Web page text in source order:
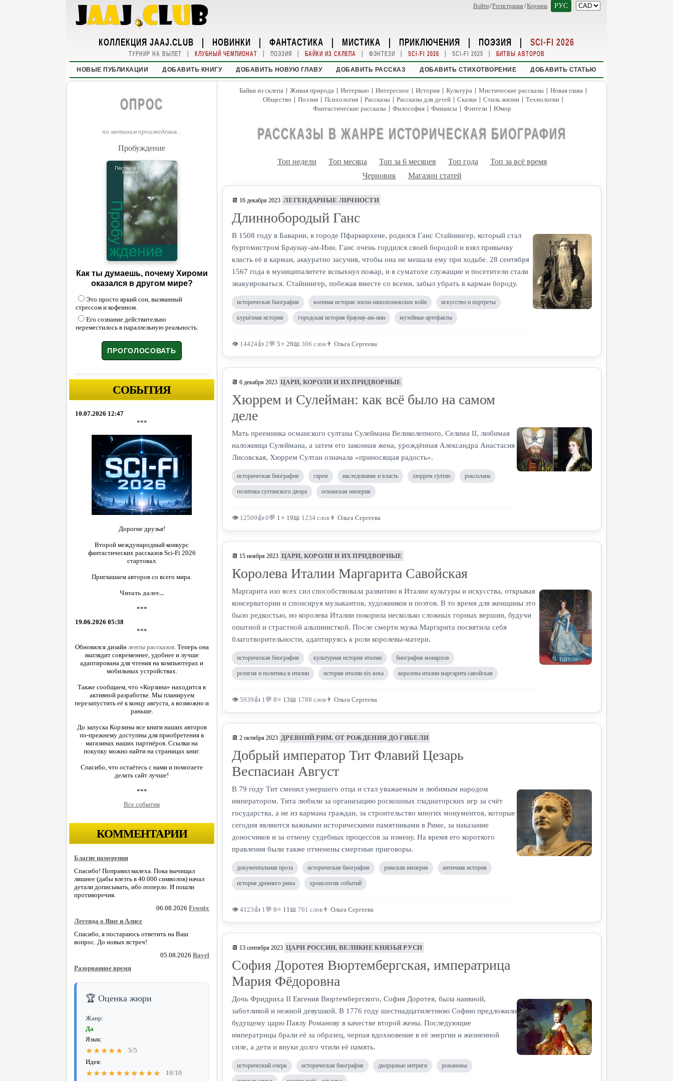
Войти/Регистрация /Корзина РУС
КОЛЛЕКЦИЯ JAAJ.CLUB | НОВИНКИ | ФАНТАСТИКА | МИСТИКА | ПРИКЛЮЧЕНИЯ | ПОЭЗИЯ | SCI-FI 2026
ТУРНИР НА ВЫЛЕТ | КЛУБНЫЙ ЧЕМПИОНАТ | ПОЭЗИЯ | БАЙКИ ИЗ СКЛЕПА | ФЭНТЕЗИ | SCI-FI 2026 | SCI-FI 2025 | БИТВЫ АВТОРОВ
НОВЫЕ ПУБЛИКАЦИИ ДОБАВИТЬ КНИГУ ДОБАВИТЬ НОВУЮ ГЛАВУ ДОБАВИТЬ РАССКАЗ ДОБАВИТЬ СТИХОТВОРЕНИЕ ДОБАВИТЬ СТАТЬЮ
ОПРОС
по мотивам произведения...
Пробуждение
Как ты думаешь, почему Хироми
оказался в другом мире?
Это просто яркий сон, вызванный
стрессом и кофеином.
Его сознание действительно
переместилось в параллельную реальность.
СОБЫТИЯ
10.07.2026 12:47
***
Дорогие друзья!
Второй международный конкурс
фантастических рассказов Sci-Fi 2026
стартовал.
Приглашаем авторов со всего мира.
Читать далее...
***
19.06.2026 05:38
***
Обновился дизайн ленты рассказов. Теперь она
выглядит современнее, удобнее и лучше
адаптирована для чтения на компьютерах и
мобильных устройствах.
Также сообщаем, что «Корзина» находится в
активной разработке. Мы планируем
перезапустить её к концу августа, а возможно и
раньше.
До запуска Корзины все книги наших авторов
по-прежнему доступны для приобретения в
магазинах наших партнёров. Ссылки на
покупку можно найти на страницах книг.
Спасибо, что остаётесь с нами и помогаете
делать сайт лучше!
***
Все события
КОММЕНТАРИИ
Благие намерения
Спасибо! Поправил малеха. Пока вычищал
лишнее (дабы влезть в 40.000 символов) начал
детали дописывать, ибо поперло. И пошли
противоречия.
06.08.2026 Frostix
Легенда о Яше и Алисе
Спасибо, я постараюсь ответить на Ваш
вопрос. До новых встреч!
05.08.2026 Ravel
Разорванное время
🏆 Оценка жюри
Жанр:
Да
Язык:
★★★★★
5/5
Идея:
★★★★★★★★★★
10/10
Байки из склепа | Живая природа | Интервью | Интересное | История | Культура | Мистические рассказы | Новая глава |
Общество | Поэзия | Психология | Рассказы | Рассказы для детей | Сказки | Стиль жизни | Технологии |
Фантастические рассказы | Философия | Финансы | Фэнтези | Юмор
РАССКАЗЫ В ЖАНРЕ ИСТОРИЧЕСКАЯ БИОГРАФИЯ
Топ недели Топ месяца Топ за 6 месяцев Топ года
Топ за всё время
Черновик
Магазин статей
📆 16 декабря 2023 ЛЕГЕНДАРНЫЕ ЛИЧНОСТИ
Длиннобородый Ганс
В 1508 году в Баварии, в городе Пфаркирхене, родился Ганс Стайнингер, который стал
бургомистром Браунау-ам-Инн. Ганс очень гордился своей бородой и взял привычку
класть её в карман, аккуратно засучив, чтобы она не мешала ему при ходьбе. 28 сентября
1567 года в муниципалитете вспыхнул пожар, и в суматохе служащие и посетители стали
эвакуироваться. Стайнингер, побежав вместе со всеми, забыл убрать в карман бороду.
историческая биография военная история эпохи наполеоновских войн искусство и портреты
курьёзная история городская история браунау-ам-инн музейные артефакты
👁 14424👍 2💬 5⭐ 28📖 306 слов 👨 Ольга Сергеева
📆 6 декабря 2023 ЦАРИ, КОРОЛИ И ИХ ПРИДВОРНЫЕ
Хюррем и Сулейман: как всё было на самом
деле
Мать преемника османского султана Сулеймана Великолепного, Селима II, любимая
наложница Сулеймана, а затем его законная жена, урождённая Александра Анастасия
Лисовская, Хюррем Султан означала «приносящая радость».
историческая биография гарем наследование и власть хюррем султан роксолана
политика султанского двора османская империя
👁 12509👍 0💬 1⭐ 19📖 1234 слов 👨 Ольга Сергеева
📆 15 ноября 2023 ЦАРИ, КОРОЛИ И ИХ ПРИДВОРНЫЕ
Королева Италии Маргарита Савойская
Маргарита изо всех сил способствовала развитию в Италии культуры и искусства, открывая
консерватории и спонсируя музыкантов, художников и поэтов. В то время для женщины это
было редкостью, но королева Италии покорила несколько сложных горных вершин, будучи
опытной и страстной альпинисткой. После смерти мужа Маргарита посвятила себя
благотворительности, адаптируясь к роли королевы-матери.
историческая биография культурная история италии биография монархов
религия и политика в италии история италии xix века королева италии маргарита савойская
👁 5939👍 1💬 0⭐ 13📖 1788 слов 👨 Ольга Сергеева
📆 2 октября 2023 ДРЕВНИЙ РИМ. ОТ РОЖДЕНИЯ ДО ГИБЕЛИ
Добрый император Тит Флавий Цезарь
Веспасиан Август
В 79 году Тит сменил умершего отца и стал уважаемым и любимым народом
императором. Тита любили за организацию роскошных гладиаторских игр за счёт
государства, а не из кармана граждан, за строительство многих монументов, которые
сегодня являются важными историческими памятниками в Риме, за наказание
доносчиков и за отмену судебных процессов за измену. На время его короткого
правления были также отменены смертные приговоры.
документальная проза историческая биография римская империя античная история
история древнего рима хронология событий
👁 4123👍 1💬 0⭐ 11📖 761 слов 👨 Ольга Сергеева
📆 13 сентября 2023 ЦАРИ РОССИИ, ВЕЛИКИЕ КНЯЗЬЯ РУСИ
София Доротея Вюртембергская, императрица
Мария Фёдоровна
Дочь Фридриха II Евгения Вюртембергского, София Доротея, была наивной,
заботливой и нежной девушкой. В 1776 году шестнадцатилетнюю Софию предложили
будущему царю Павлу Романову в качестве второй жены. Последующие
императрицы брали её за образец, черпая вдохновение в её энергии и жизненной
силе, а дети и внуки долго чтили её память.
исторический очерк историческая биография дворцовые интриги романовы